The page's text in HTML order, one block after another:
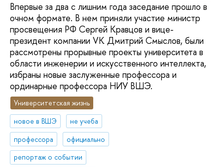
Впервые за два с лишним года заседание прошло в
очном формате. В нем приняли участие министр
просвещения РФ Сергей Кравцов и вице-
президент компании VK Дмитрий Смыслов, были
рассмотрены прорывные проекты университета в
области инженерии и искусственного интеллекта,
избраны новые заслуженные профессора и
ординарные профессора НИУ ВШЭ.
Университетская жизнь
новое в ВШЭ
не учеба
профессора
официально
репортаж о событии